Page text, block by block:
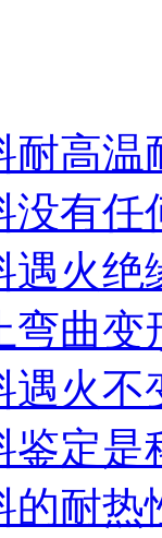
耐高
没有
遇火绝
弯曲变
遇火不
鉴定是
的耐